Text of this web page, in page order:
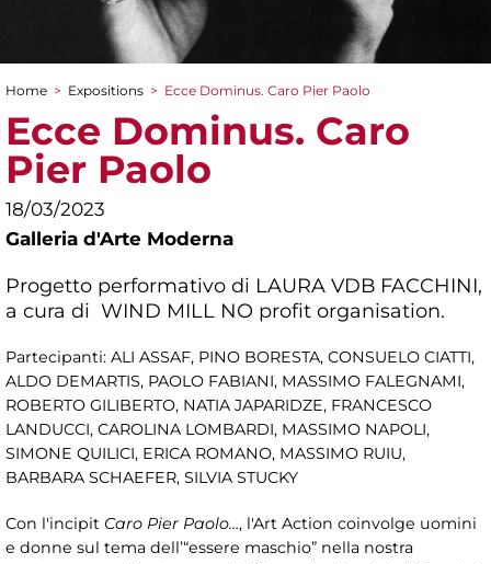
You are here
Home > Expositions > Ecce Dominus. Caro Pier Paolo
Ecce Dominus. Caro
Pier Paolo
18/03/2023
Galleria d'Arte Moderna
Progetto performativo di LAURA VDB FACCHINI,
a cura di WIND MILL NO profit organisation.
Partecipanti: ALI ASSAF, PINO BORESTA, CONSUELO CIATTI,
ALDO DEMARTIS, PAOLO FABIANI, MASSIMO FALEGNAMI,
ROBERTO GILIBERTO, NATIA JAPARIDZE, FRANCESCO
LANDUCCI, CAROLINA LOMBARDI, MASSIMO NAPOLI,
SIMONE QUILICI, ERICA ROMANO, MASSIMO RUIU,
BARBARA SCHAEFER, SILVIA STUCKY
Con l'incipit Caro Pier Paolo…, l'Art Action coinvolge uomini
e donne sul tema dell’“essere maschio” nella nostra